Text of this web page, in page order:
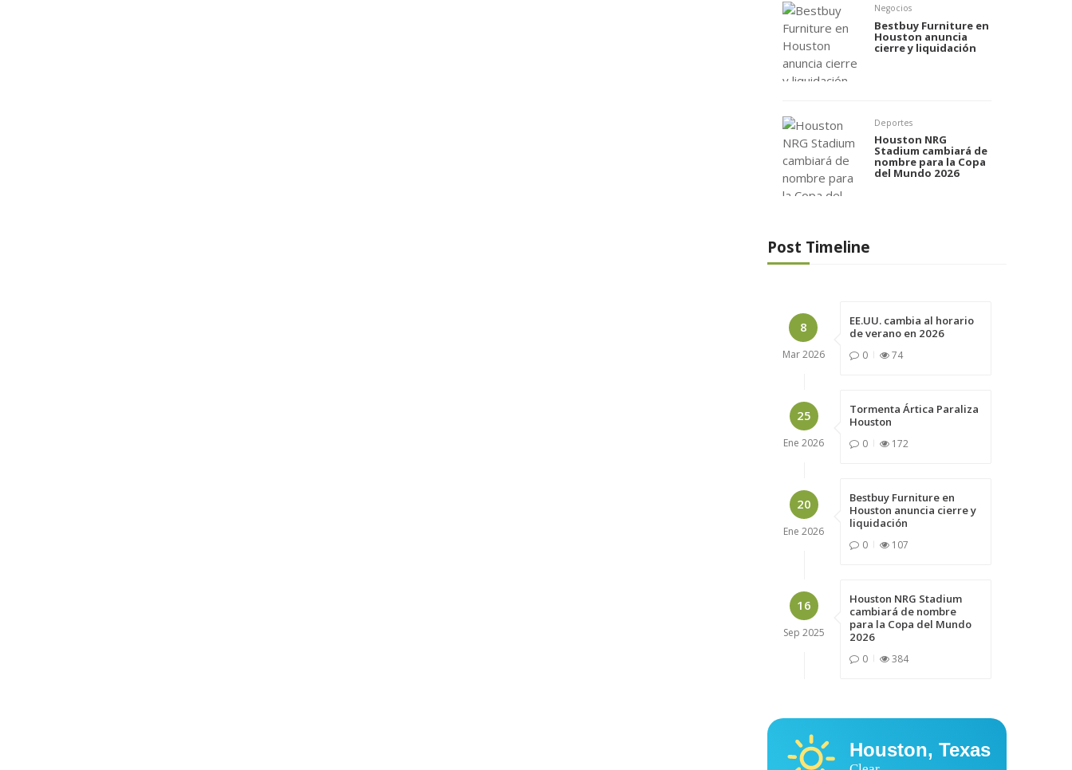
Negocios
Bestbuy Furniture en
Houston anuncia
cierre y liquidación
Deportes
Houston NRG
Stadium cambiará de
nombre para la Copa
del Mundo 2026
Post Timeline
8
Mar2026
EE.UU. cambia al horario
de verano en 2026
0 74
25
Ene 2026
Tormenta Ártica Paraliza
Houston
0 172
20
Ene 2026
Bestbuy Furniture en
Houston anuncia cierre y
liquidación
0 107
16
Sep 2025
Houston NRG Stadium
cambiará de nombre
para la Copa del Mundo
2026
0 384
Houston, Texas